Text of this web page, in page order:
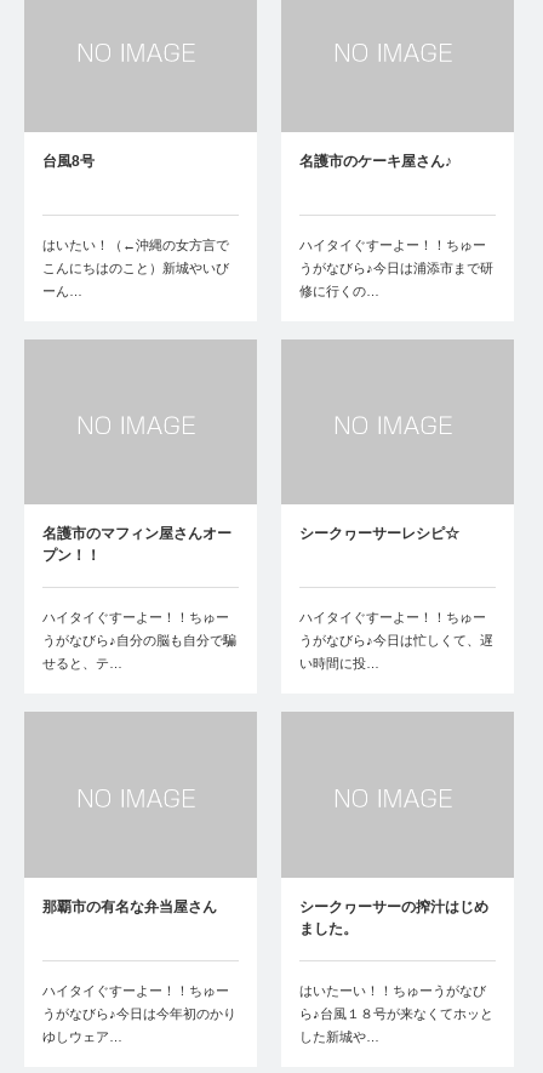
台風8号
はいたい！（←沖縄の女方言で
こんにちはのこと）新城やいび
ーん…
名護市のケーキ屋さん♪
ハイタイぐすーよー！！ちゅー
うがなびら♪今日は浦添市まで研
修に行くの…
名護市のマフィン屋さんオー
プン！！
ハイタイぐすーよー！！ちゅー
うがなびら♪自分の脳も自分で騙
せると、テ…
シークヮーサーレシピ☆
ハイタイぐすーよー！！ちゅー
うがなびら♪今日は忙しくて、遅
い時間に投…
那覇市の有名な弁当屋さん
ハイタイぐすーよー！！ちゅー
うがなびら♪今日は今年初のかり
ゆしウェア…
シークヮーサーの搾汁はじめ
ました。
はいたーい！！ちゅーうがなび
ら♪台風１８号が来なくてホッと
した新城や…